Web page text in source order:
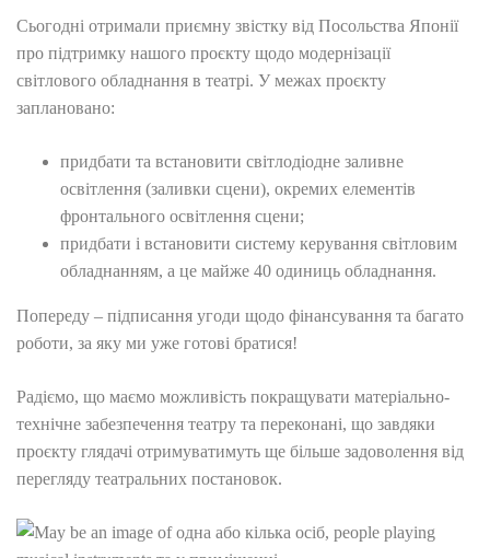
Сьогодні отримали приємну звістку від Посольства Японії
про підтримку нашого проєкту щодо модернізації
світлового обладнання в театрі. У межах проєкту
заплановано:
придбати та встановити світлодіодне заливне
освітлення (заливки сцени), окремих елементів
фронтального освітлення сцени;
придбати і встановити систему керування світловим
обладнанням, а це майже 40 одиниць обладнання.
Попереду – підписання угоди щодо фінансування та багато
роботи, за яку ми уже готові братися!
Радіємо, що маємо можливість покращувати матеріально-
технічне забезпечення театру та переконані, що завдяки
проєкту глядачі отримуватимуть ще більше задоволення від
перегляду театральних постановок.